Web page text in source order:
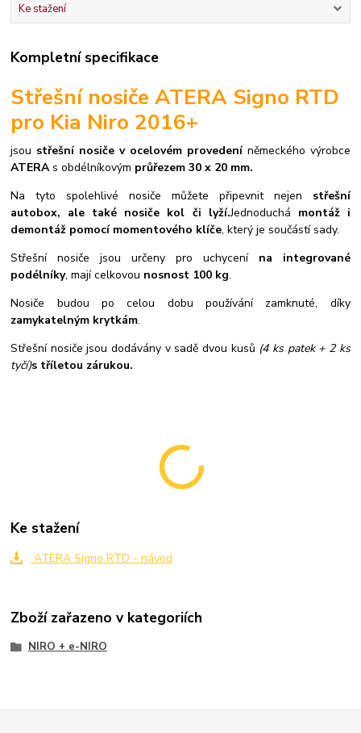
Ke stažení
Kompletní specifikace
Střešní nosiče ATERA Signo RTD
pro Kia Niro 2016+
jsou střešní nosiče v ocelovém provedeníněmeckého výrobce
ATERAs obdélníkovým průřezem 30 x 20 mm.
Na tyto spolehlivé nosiče můžete připevnit nejen střešní
autobox, ale také nosiče kol či lyží.Jednoduchá montáž i
demontáž pomocí momentového klíče, který je součástí sady.
Střešní nosiče jsou určeny pro uchycení na integrované
podélníky, mají celkovou nosnost 100 kg.
Nosiče budou po celou dobu používání zamknuté, díky
zamykatelným krytkám.
Střešní nosiče jsou dodávány v sadě dvou kusů (4 ks patek + 2 ks
tyčí)s tříletou zárukou.
Ke stažení
ATERA Signo RTD - návod
Zboží zařazeno v kategoriích
NIRO + e-NIRO